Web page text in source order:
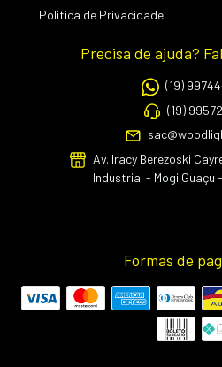
Política de Privacidade
Precisa de ajuda?
(19)
(19)
Av. Iracy Berezoski
Industrial - Mogi Guaçu
Formas de